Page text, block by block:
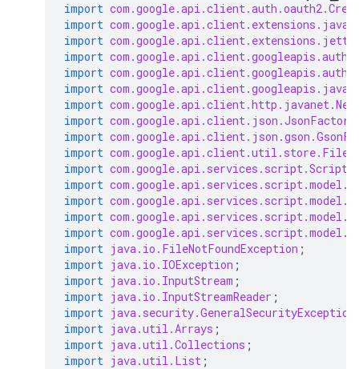
import
import
import
import
import
import
import
import com.google.api.client.json.JsonFactory
import
import
import com.google.api.services.script.Script
import
import
import
import
import java.io.FileNotFoundException ;
import java.io.IOException ;
import java.io.InputStream ;
import java.io.InputStreamReader ;
import java.security.GeneralSecurityException
import java.util.Arrays ;
import java.util.Collections ;
import java.util.List ;